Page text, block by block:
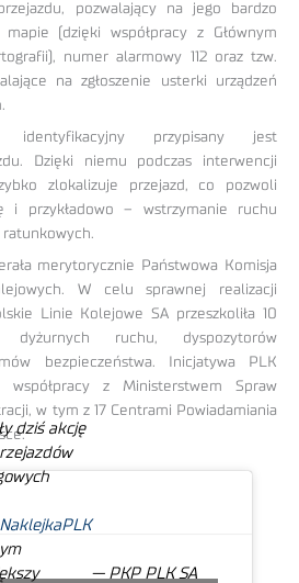
pozwalający na jego bardzo
(dzięki współpracy z Głównym
numer alarmowy 112 oraz tzw.
na zgłoszenie usterki urządzeń
identyfikacyjny przypisany jest
Dzięki niemu podczas interwencji
zlokalizuje przejazd, co pozwoli
i przykładowo – wstrzymanie ruchu
ratunkowych.
merytorycznie Państwowa Komisja
W celu sprawnej realizacji
Linie Kolejowe SA przeszkoliła 10
dyżurnych ruchu, dyspozytorów
bezpieczeństwa. Inicjatywa PLK
współpracy z Ministerstwem Spraw
w tym z 17 Centrami Powiadamiania
dziś akcję
— PKP PLK SA